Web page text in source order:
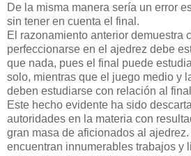
De la misma manera sería un error
sin tener en cuenta el final.
El razonamiento anterior demuestra
perfeccionarse en el ajedrez debe
que nada, pues el final puede
solo, mientras que el juego medio y
deben estudiarse con relación al
Este hecho evidente ha sido
autoridades en la materia con
gran masa de aficionados al
encuentran innumerables trabajos y